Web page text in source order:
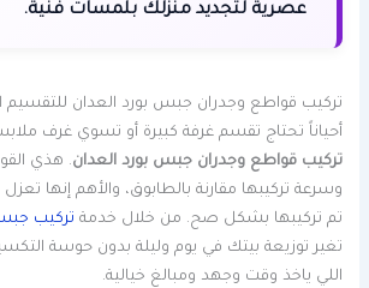
عصرية لتجديد منزلك بلمسات فنية.
تركيب قواطع وجدران جبس بورد العدان للتقسيم
أحياناً تحتاج تقسم غرفة كبيرة أو تسوي غرف
تركيب قواطع وجدران جبس بورد العدان. هذي
وسرعة تركيبها مقارنة بالطابوق، والأهم إنها تعزل
تم تركيبها بشكل صح. من خلال خدمة تركيب
تغير توزيعة بيتك في يوم وليلة بدون حوسة التكسير
اللي ياخذ وقت وجهد ومبالغ خيالية.